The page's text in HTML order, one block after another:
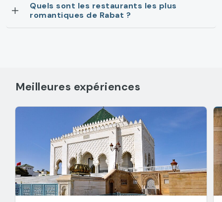
Quels sont les restaurants les plus
romantiques de Rabat ?
Meilleures expériences